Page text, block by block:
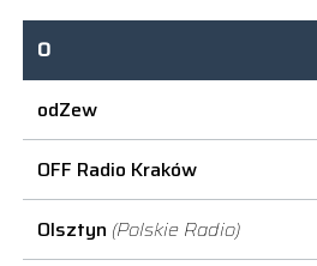
O
odZew
OFF Radio Kraków
Olsztyn (Polskie Radio)